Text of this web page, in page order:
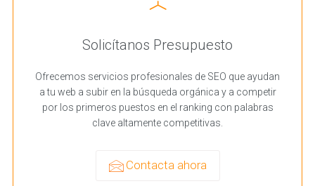
Solicítanos Presupuesto
Ofrecemos servicios profesionales de SEO que ayudan
a tu web a subir en la búsqueda orgánica y a competir
por los primeros puestos en el ranking con palabras
clave altamente competitivas.
Contacta ahora